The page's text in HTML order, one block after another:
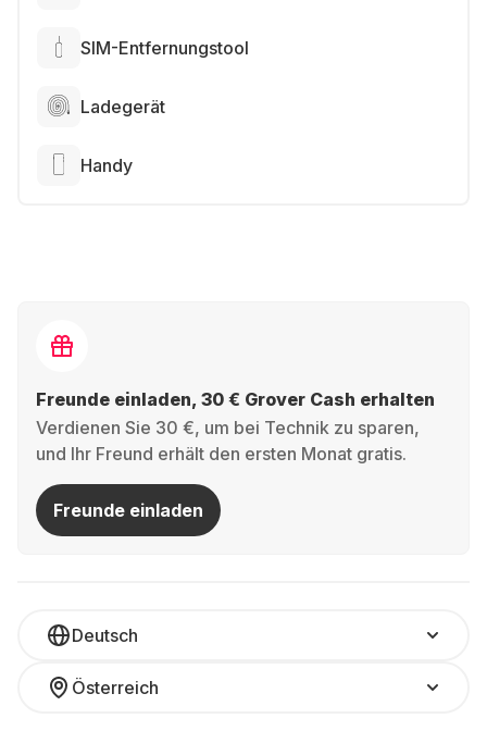
SIM-Entfernungstool
Ladegerät
Handy
Freunde einladen, 30 € Grover Cash erhalten
Verdienen Sie 30 €, um bei Technik zu sparen,
und Ihr Freund erhält den ersten Monat gratis.
Freunde einladen
Deutsch
Österreich